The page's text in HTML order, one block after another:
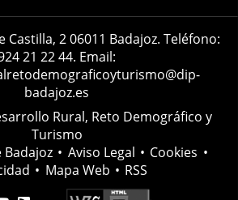
Castilla, 2 06011 Badajoz. Teléfono:
21 22 44. Email:
badajoz.es
Rural, Reto Demográfico y
Turismo
• Aviso Legal • Cookies •
• Mapa Web • RSS